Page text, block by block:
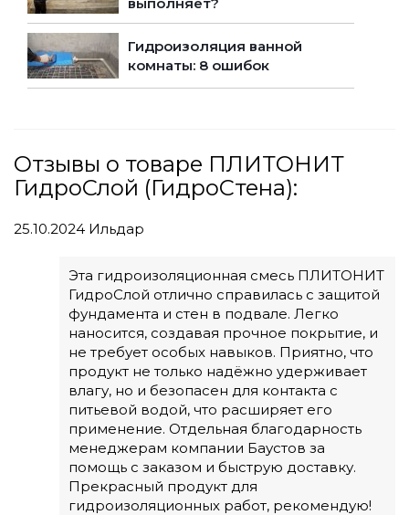
Гидроизоляция ванной
комнаты: 8 ошибок
Отзывы о товаре ПЛИТОНИТ
ГидроСлой (ГидроСтена):
25.10.2024 Ильдар
Эта гидроизоляционная смесь ПЛИТОНИТ
ГидроСлой отлично справилась с защитой
фундамента и стен в подвале. Легко
наносится, создавая прочное покрытие, и
не требует особых навыков. Приятно, что
продукт не только надёжно удерживает
влагу, но и безопасен для контакта с
питьевой водой, что расширяет его
применение. Отдельная благодарность
менеджерам компании Баустов за
помощь с заказом и быструю доставку.
Прекрасный продукт для
гидроизоляционных работ, рекомендую!